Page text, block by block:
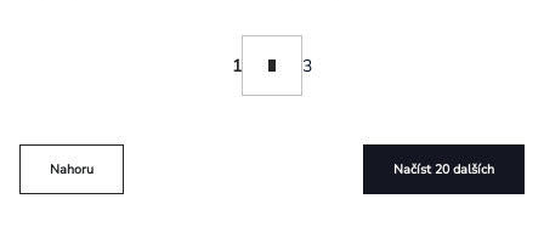
Načíst 20 dalších
1 3
Nahoru